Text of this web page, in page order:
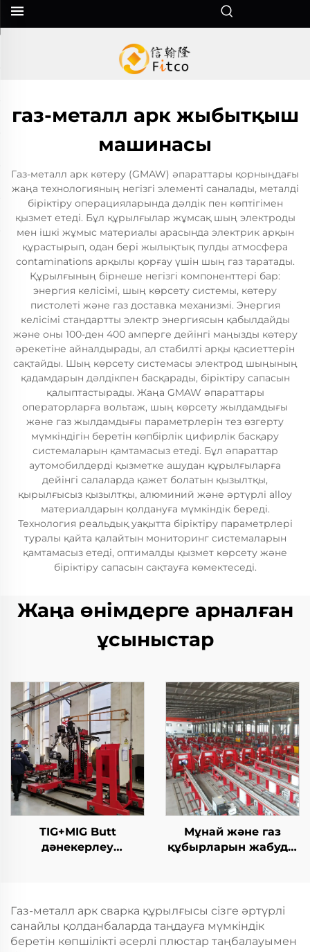
газ-металл арк жыбытқыш
машинасы
Газ-металл арк көтеру (GMAW) әпараттары қорныңдағы
жаңа технологияның негізгі элементі саналады, металді
біріктіру операцияларында дәлдік пен көптігімен
қызмет етеді. Бұл құрылғылар жұмсақ шың электроды
мен ішкі жұмыс материалы арасында электрик арқын
құрастырып, одан бері жылықтық пулды атмосфера
contaminations арқылы қорғау үшін шың газ таратады.
Құрылғының бірнеше негізгі компоненттері бар:
энергия келісімі, шың көрсету системы, көтеру
пистолеті және газ доставка механизмі. Энергия
келісімі стандартты электр энергиясын қабылдайды
және оны 100-ден 400 амперге дейінгі маңызды көтеру
әрекетіне айналдырады, ал стабилті арқы қасиеттерін
сақтайды. Шың көрсету системасы электрод шыңының
қадамдарын дәлдікпен басқарады, біріктіру сапасын
қалыптастырады. Жаңа GMAW әпараттары
операторларға вольтаж, шың көрсету жылдамдығы
және газ жылдамдығы параметрлерін тез өзгерту
мүмкіндігін беретін көпбірлік цифирлік басқару
системаларын қамтамасыз етеді. Бұл әпараттар
аутомобилдерді қызметке ашудан құрылғыларға
дейінгі салаларда қажет болатын қызылтқы,
қырылғысыз қызылтқы, алюминий және әртүрлі alloy
материалдарын қолдануға мүмкіндік береді.
Технология реальдық уақытта біріктіру параметрлері
туралы қайта қалайтын мониторинг системаларын
қамтамасыз етеді, оптималды қызмет көрсету және
біріктіру сапасын сақтауға көмектеседі.
Жаңа өнімдерге арналған
ұсыныстар
TIG+MIG Butt
дәнекерлеу
Мұнай және газ
құбырларын жабуды
Газ-металл арк сварка құрылғысы сізге әртүрлі
санайлы қолданбаларда таңдауға мүмкіндік
беретін көпшілікті әсерлі плюстар таңбалауымен